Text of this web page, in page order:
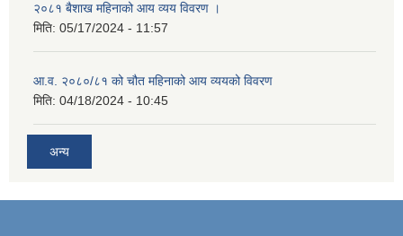
२०८१ बैशाख महिनाको आय व्यय विवरण ।
मिति: 05/17/2024 - 11:57
आ.व. २०८०/८१ को चौत महिनाको आय व्ययको विवरण
मिति: 04/18/2024 - 10:45
अन्य